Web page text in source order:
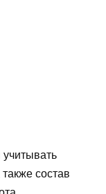
состав